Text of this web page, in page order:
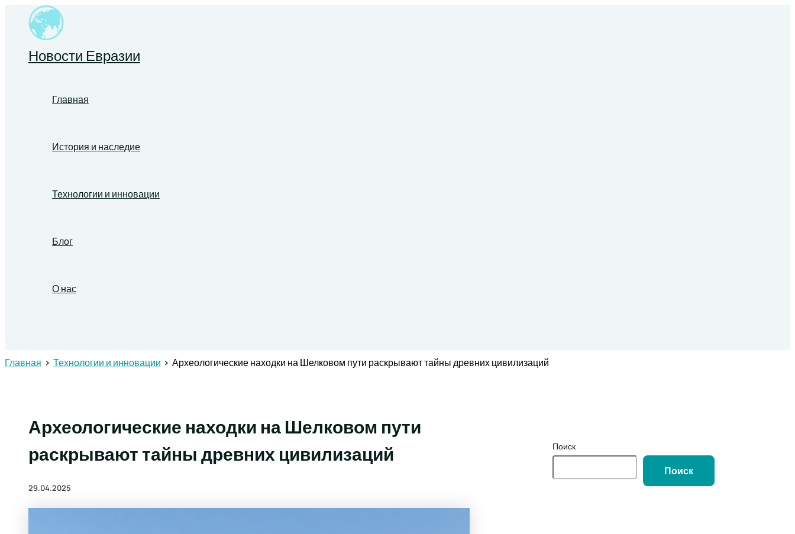
Перейти
содержимому
Новости Евразии
Главная
История и наследие
Технологии и инновации
Блог
О нас
Главная Технологии и инновации Археологические находки на Шелковом пути раскрывают тайны древних цивилизаций
Археологические находки на Шелковом пути
раскрывают тайны древних цивилизаций
29.04.2025
Поиск
Поиск